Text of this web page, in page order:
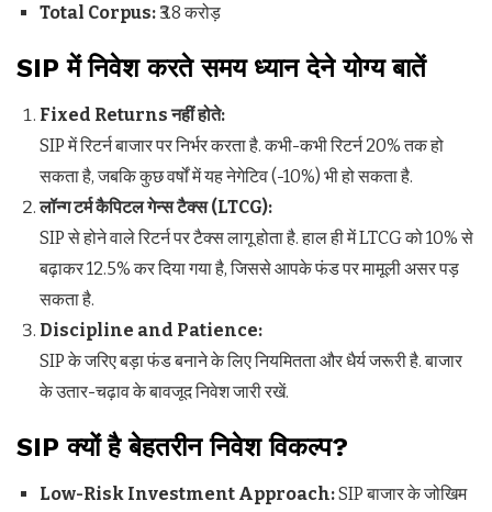
Total Corpus:₹3.8 करोड़
SIPमें निवेश करते समय ध्यान देने योग्य बातें
Fixed Returnsनहीं होते:
SIP में रिटर्न बाजार पर निर्भर करता है. कभी-कभी रिटर्न 20% तक हो
सकता है, जबकि कुछ वर्षों में यह नेगेटिव (-10%) भी हो सकता है.
लॉन्ग टर्म कैपिटल गेन्स टैक्स (LTCG):
SIP से होने वाले रिटर्न पर टैक्स लागू होता है. हाल ही में LTCG को 10% से
बढ़ाकर 12.5% कर दिया गया है, जिससे आपके फंड पर मामूली असर पड़
सकता है.
Discipline and Patience:
SIP के जरिए बड़ा फंड बनाने के लिए नियमितता और धैर्य जरूरी है. बाजार
के उतार-चढ़ाव के बावजूद निवेश जारी रखें.
SIPक्यों है बेहतरीन निवेश विकल्प?
Low-Risk Investment Approach:SIP बाजार के जोखिम